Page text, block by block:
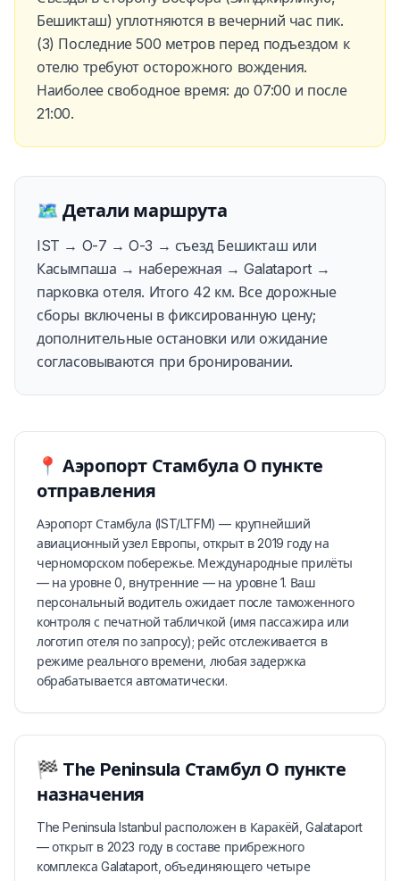
Бешикташ) уплотняются в вечерний час пик.
(3) Последние 500 метров перед подъездом к
отелю требуют осторожного вождения.
Наиболее свободное время: до 07:00 и после
21:00.
🗺️Детали маршрута
IST → O-7 → O-3 → съезд Бешикташ или
Касымпаша → набережная → Galataport →
парковка отеля. Итого 42 км. Все дорожные
сборы включены в фиксированную цену;
дополнительные остановки или ожидание
согласовываются при бронировании.
📍Аэропорт Стамбула О пункте
отправления
Аэропорт Стамбула (IST/LTFM) — крупнейший
авиационный узел Европы, открыт в 2019 году на
черноморском побережье. Международные прилёты
— на уровне 0, внутренние — на уровне 1. Ваш
персональный водитель ожидает после таможенного
контроля с печатной табличкой (имя пассажира или
логотип отеля по запросу); рейс отслеживается в
режиме реального времени, любая задержка
обрабатывается автоматически.
🏁 The Peninsula Стамбул О пункте
назначения
The Peninsula Istanbul расположен в Каракёй, Galataport
— открыт в 2023 году в составе прибрежного
комплекса Galataport, объединяющего четыре